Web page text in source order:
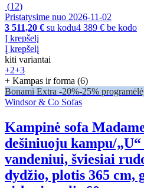
(12)
Pristatysime nuo 2026‑11‑02
3 511,20 € su kodu4 389 € be kodo
Į krepšelį
Į krepšelį
kiti variantai
+2+3
+ Kampas ir forma (6)
Bonami Extra -20%-25%
Windsor & Co Sofas
Kampinė sofa
dešiniuoju kampu/
vandeniui, šviesiai
dydžio, plotis 365 cm,